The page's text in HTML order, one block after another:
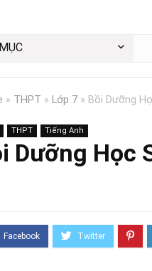
» THPT » Lớp 7 » Bồi Dưỡng
THPT Tiếng Anh
Dưỡng Học